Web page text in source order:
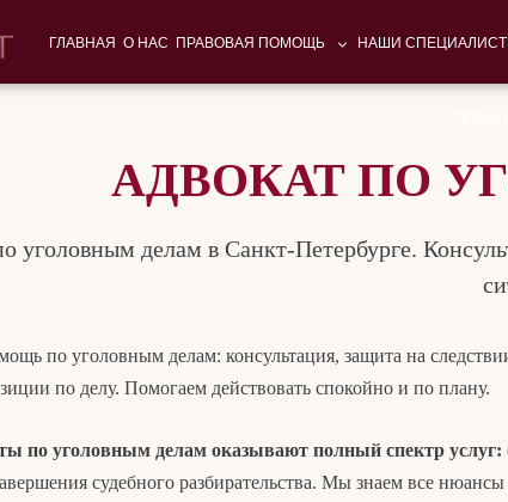
ГЛАВНАЯ О НАС ПРАВОВАЯ ПОМОЩЬ НАШИ
АДВОКАТ ПО
уголовным делам в Санкт-Петербурге.
по уголовным делам: консультация, защита на
по делу. Помогаем действовать спокойно и по плану.
по уголовным делам оказывают полный спектр услуг:
судебного разбирательства. Мы знаем все